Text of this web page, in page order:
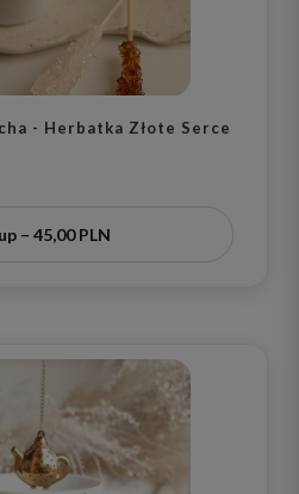
- Herbatka Złote Serce
– 45,00 PLN